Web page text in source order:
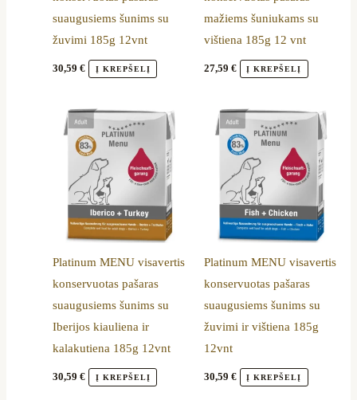
suaugusiems šunims su
žuvimi 185g 12vnt
30,59€ Į KREPŠELĮ
mažiems šuniukams su
vištiena 185g 12 vnt
27,59 € Į KREPŠELĮ
Platinum MENU visavertis
konservuotas pašaras
suaugusiems šunims su
Iberijos kiauliena ir
kalakutiena 185g 12vnt
30,59€ Į KREPŠELĮ
Platinum MENU visavertis
konservuotas pašaras
suaugusiems šunims su
žuvimi ir vištiena 185g
12vnt
30,59 € Į KREPŠELĮ